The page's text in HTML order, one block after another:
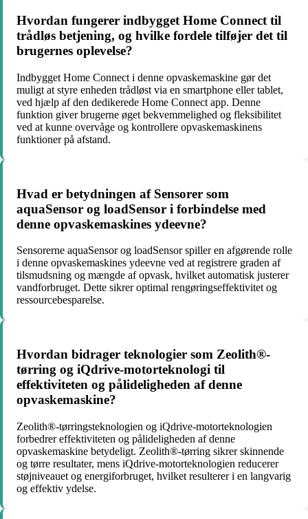
Hvordan fungerer indbygget Home Connect til
trådløs betjening, og hvilke fordele tilføjer det til
brugernes oplevelse?
Indbygget Home Connect i denne opvaskemaskine gør det
muligt at styre enheden trådløst via en smartphone eller tablet,
ved hjælp af den dedikerede Home Connect app. Denne
funktion giver brugerne øget bekvemmelighed og fleksibilitet
ved at kunne overvåge og kontrollere opvaskemaskinens
funktioner på afstand.
Hvad er betydningen af Sensorer som
aquaSensor og loadSensor i forbindelse med
denne opvaskemaskines ydeevne?
Sensorerne aquaSensor og loadSensor spiller en afgørende rolle
i denne opvaskemaskines ydeevne ved at registrere graden af
tilsmudsning og mængde af opvask, hvilket automatisk justerer
vandforbruget. Dette sikrer optimal rengøringseffektivitet og
ressourcebesparelse.
Hvordan bidrager teknologier som Zeolith®-
tørring og iQdrive-motorteknologi til
effektiviteten og pålideligheden af denne
opvaskemaskine?
Zeolith®-tørringsteknologien og iQdrive-motorteknologien
forbedrer effektiviteten og pålideligheden af denne
opvaskemaskine betydeligt. Zeolith®-tørring sikrer skinnende
og tørre resultater, mens iQdrive-motorteknologien reducerer
støjniveauet og energiforbruget, hvilket resulterer i en langvarig
og effektiv ydelse.